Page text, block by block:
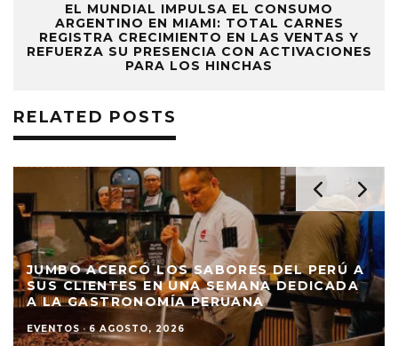
EL MUNDIAL IMPULSA EL CONSUMO
ARGENTINO EN MIAMI: TOTAL CARNES
REGISTRA CRECIMIENTO EN LAS VENTAS Y
REFUERZA SU PRESENCIA CON ACTIVACIONES
PARA LOS HINCHAS
RELATED POSTS
JUMBO ACERCÓ LOS SABORES DEL PERÚ A
SUS CLIENTES EN UNA SEMANA DEDICADA
A LA GASTRONOMÍA PERUANA
EVENTOS · 6 AGOSTO, 2026